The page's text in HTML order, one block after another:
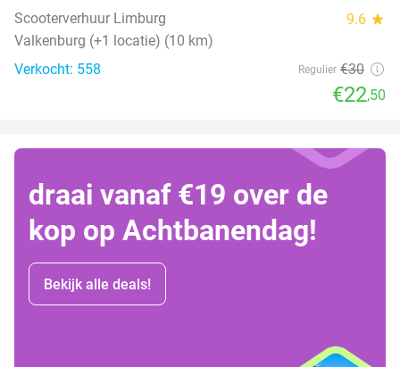
Scooterverhuur Limburg 9.6 star
Valkenburg (+1 locatie) (10 km)
Verkocht: 558
Regulier €30
€22,50
draai vanaf €19 over de
kop op Achtbanendag!
Bekijk alle deals!